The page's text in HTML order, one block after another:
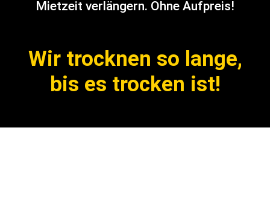
Mietzeit verlängern. Ohne Aufpreis!
Wir trocknen so lange,
bis es trocken ist!